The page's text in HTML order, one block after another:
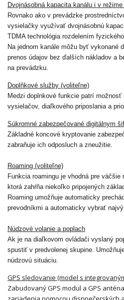
Dvojnásobná kapacita kanálu i v režime
Rovnako ako v prevádzke
vysielačky využívať dvojnásobnú
TDMA technológia rozdelením
Na jednom kanále môžu byť vykonané
prenos údajov bez ďalších nákladov a
na prevádzku.
Doplňkové služby (voliteľne)
Medzi doplnkové funkcie patrí možnosť
vysielačov, diaľkového priposlania a
Súkromné ​​zabezpečované digitálnym
Základné koncové kryptovanie
zabraňuje ich odposluch a zneužitie.
Roaming (voliteľne)
Funkcia roamingu je vhodná pre väčšie
ktorá zahŕňa niekoľko pripojených
Roaming umožňuje automaticky
prevodníkmi a automaticky vybrať
Núdzové volanie a poplach
Ak je na diaľkovom ovládači vyslaný
spustiť v predvolenej skupine.
núdzovú situáciu.
GPS sledovanie (model s
Zabudovaný GPS modul a GPS